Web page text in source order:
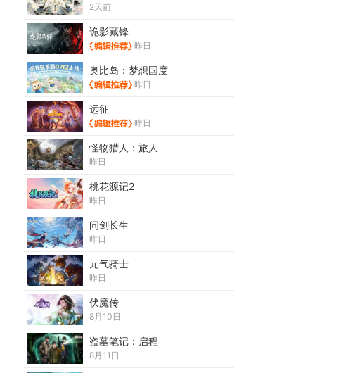
2天前
诡影藏锋
昨日
奥比岛：梦想国度
昨日
远征
昨日
怪物猎人：旅人
昨日
桃花源记2
昨日
问剑长生
昨日
元气骑士
昨日
伏魔传
8月10日
盗墓笔记：启程
8月11日